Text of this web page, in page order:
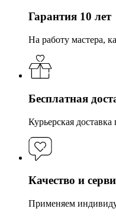
Гарантия 10 лет
На работу мастера,
Бесплатная
Курьерская
Качество и
Применяем